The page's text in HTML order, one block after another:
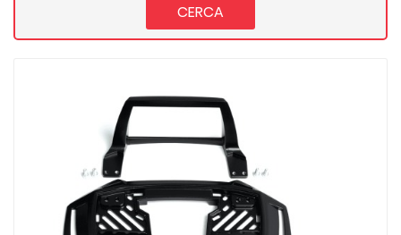
CERCA